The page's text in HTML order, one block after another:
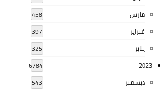
مارس 458
فبراير 397
يناير 325
2023
6784
ديسمبر 543